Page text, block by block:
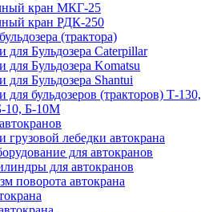
кран МКГ-25
кран РДК-250
(трактора)
для Бульдозера Caterpillar
для Бульдозера Komatsu
для Бульдозера Shantui
для бульдозеров (тракторов) Т-130,
10, Б-10М
грузовой лебедки автокрана
для автокранов
для автокранов
поворота автокрана